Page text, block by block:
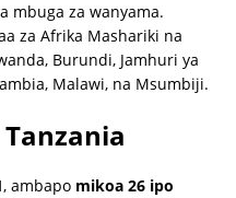
mbuga za wanyama.
za Afrika Mashariki na
Burundi, Jamhuri ya
Malawi, na Msumbiji.
, ambapo mikoa 26 ipo